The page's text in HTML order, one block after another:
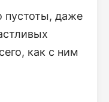
пустоты, даже
как с ним